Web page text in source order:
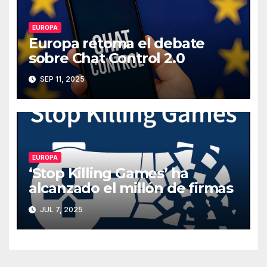
EUROPA
Europa retoma el debate
sobre Chat Control 2.0
SEP 11, 2025
EUROPA
‘Stop Killing Games’ ha
alcanzado el millón de firmas
JUL 7, 2025